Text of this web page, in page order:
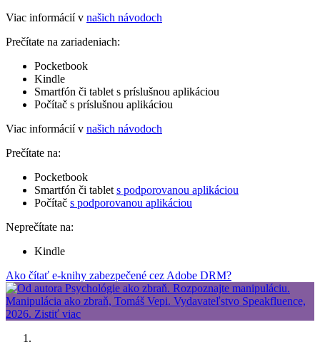
Viac informácií v našich návodoch
Prečítate na zariadeniach:
Pocketbook
Kindle
Smartfón či tablet s príslušnou aplikáciou
Počítač s príslušnou aplikáciou
Viac informácií v našich návodoch
Prečítate na:
Pocketbook
Smartfón či tablet s podporovanou aplikáciou
Počítač s podporovanou aplikáciou
Neprečítate na:
Kindle
Ako čítať e-knihy zabezpečené cez Adobe DRM?